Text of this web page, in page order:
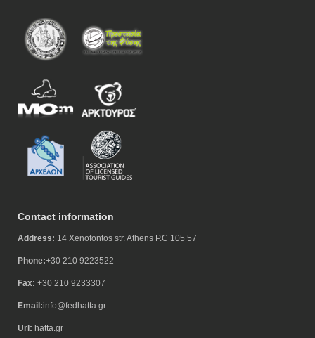
Contact information
Address: 14 Xenofontos str. Athens P.C 105 57
Phone:+30 210 9223522
Fax: +30 210 9233307
Email:info@fedhatta.gr
Url: hatta.gr